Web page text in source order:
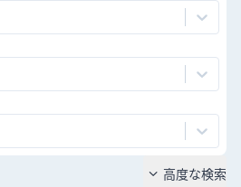
 高度な検索